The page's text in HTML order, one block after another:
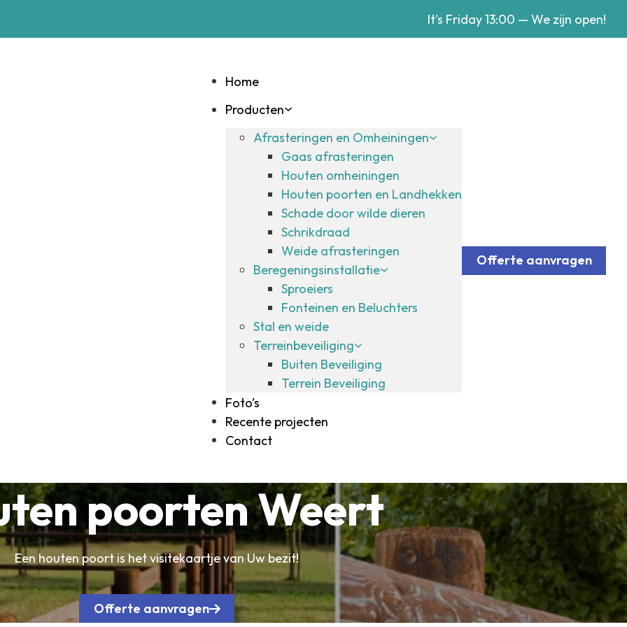
It's Friday13:00 — We zijn open!
Home
Producten
Afrasteringen en Omheiningen
Gaas afrasteringen
Houten omheiningen
Houten poorten en Landhekken
Schade door wilde dieren
Schrikdraad
Weide afrasteringen
Beregeningsinstallatie
Sproeiers
Fonteinen en Beluchters
Stal en weide
Terreinbeveiliging
Buiten Beveiliging
Terrein Beveiliging
Foto’s
Recente projecten
Contact
Offerte aanvragen
poorten Weert
Een houten poort is het visitekaartje van Uw bezit!
Offerte aanvragen